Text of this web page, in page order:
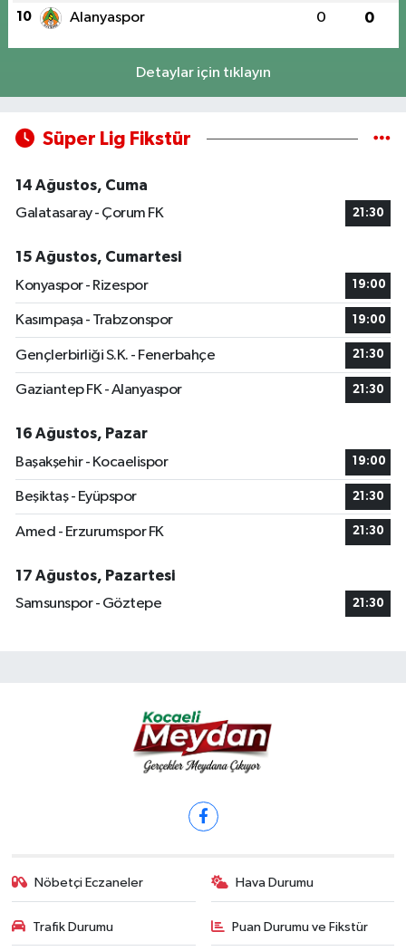
10 Alanyaspor 0 0
Detaylar için tıklayın
Süper Lig Fikstür
14 Ağustos, Cuma
Galatasaray - Çorum FK
21:30
15 Ağustos, Cumartesi
Konyaspor - Rizespor
19:00
Kasımpaşa - Trabzonspor 19:00
Gençlerbirliği S.K. - Fenerbahçe 21:30
Gaziantep FK - Alanyaspor 21:30
16 Ağustos, Pazar
Başakşehir - Kocaelispor
19:00
Beşiktaş - Eyüpspor 21:30
Amed - Erzurumspor FK 21:30
17 Ağustos, Pazartesi
Samsunspor - Göztepe
21:30
Nöbetçi Eczaneler Hava Durumu
Trafik Durumu Puan Durumu ve Fikstür